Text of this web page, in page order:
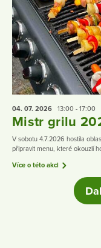
04. 07. 2026 13:00 - 17:00
Mistr grilu
V sobotu 4.7.2026 hostila
připravit menu, které okouzlí
Více o této akci